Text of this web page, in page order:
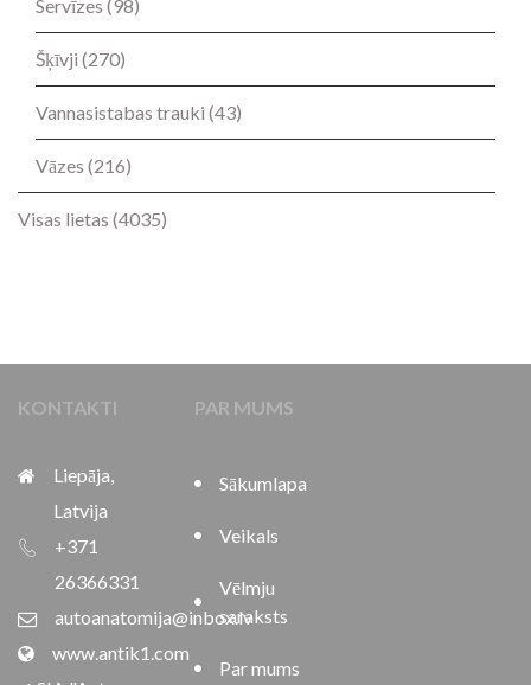
Servīzes (98)
Šķīvji (270)
Vannasistabas trauki (43)
Vāzes (216)
Visas lietas (4035)
KONTAKTI
Liepāja,
Latvija
+371
26366331
autoanatomija@inbox.lv
www.antik1.com
PAR MUMS
Sākumlapa
Veikals
Vēlmju
saraksts
Par mums